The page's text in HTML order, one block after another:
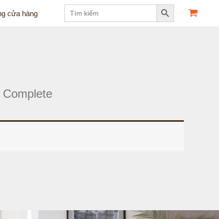
cửa hàng
Search
for:
Search Button